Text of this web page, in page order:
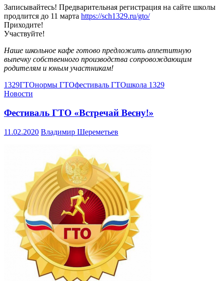
Записывайтесь! Предварительная регистрация на сайте школы
продлится до 11 марта https://sch1329.ru/gto/
Приходите!
Участвуйте!
Наше школьное кафе готово предложить аппетитную
выпечку собственного производства сопровождающим
родителям и юным участникам!
1329ГТОнормы ГТОфестиваль ГТОшкола 1329
Новости
Фестиваль ГТО «Встречай Весну!»
11.02.2020 Владимир Шереметьев